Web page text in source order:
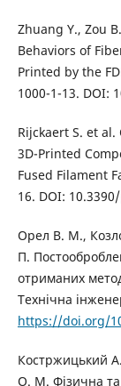
Zhuang Y., Zou
Behaviors of
Printed by the
1000-1-13. DOI:
Rijckaert S. et
3D-Printed
Fused Filament
16. DOI:
Орел В. М.,
П.
отриманих
Технічна
https://doi.org/
Костржицький
О. М. Фізична та